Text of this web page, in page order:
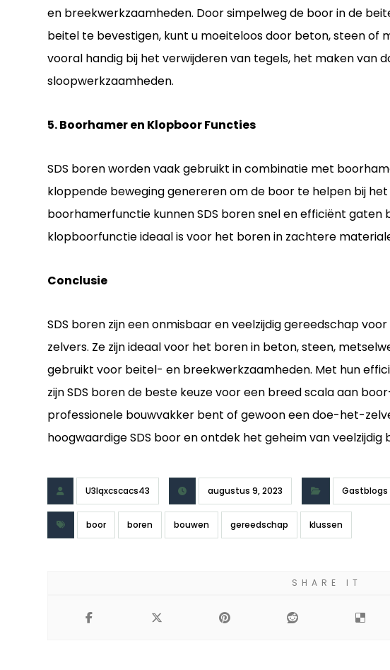
en breekwerkzaamheden. Door simpelweg de boor in de
beitel te bevestigen, kunt u moeiteloos door beton, steen of
vooral handig bij het verwijderen van tegels, het maken van
sloopwerkzaamheden.
5. Boorhamer en Klopboor Functies
SDS boren worden vaak gebruikt in combinatie met
kloppende beweging genereren om de boor te helpen bij
boorhamerfunctie kunnen SDS boren snel en efficiënt gaten
klopboorfunctie ideaal is voor het boren in zachtere
Conclusie
SDS boren zijn een onmisbaar en veelzijdig gereedschap
zelvers. Ze zijn ideaal voor het boren in beton, steen,
gebruikt voor beitel- en breekwerkzaamheden. Met hun
zijn SDS boren de beste keuze voor een breed scala aan
professionele bouwvakker bent of gewoon een doe-het-
hoogwaardige SDS boor en ontdek het geheim van veelzijdig
U3lqxcscacs43 augustus 9, 2023 Gastblogs
boor boren bouwen gereedschap klussen